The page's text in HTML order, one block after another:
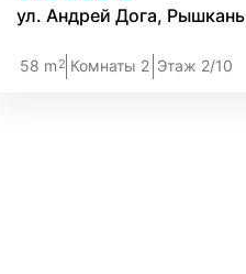
ул. Андрей Дога, Рышкань
58 m 2 Комнаты 2 Этаж 2/10